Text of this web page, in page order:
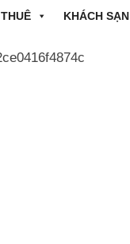
KHÁCH SẠN